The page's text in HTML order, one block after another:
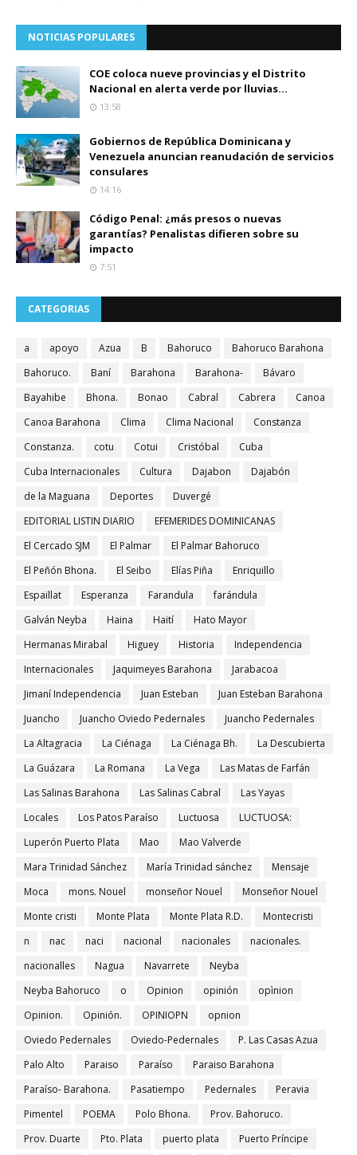
NOTICIAS POPULARES
COE coloca nueve provincias y el Distrito
Nacional en alerta verde por lluvias...
13:58
Gobiernos de República Dominicana y
Venezuela anuncian reanudación de servicios
consulares
14:16
Código Penal: ¿más presos o nuevas
garantías? Penalistas difieren sobre su
impacto
7:51
CATEGORIAS
a apoyo Azua B Bahoruco
Bahoruco Barahona
Bahoruco.
Baní Barahona Barahona-
Bávaro
Bayahibe
Bhona. Bonao Cabral Cabrera
Canoa
Canoa Barahona
Clima Clima Nacional
Constanza
Constanza.
cotu Cotui Cristóbal
Cuba
Cuba Internacionales
Cultura Dajabon
Dajabón
de la Maguana
Deportes
Duvergé
EDITORIAL LISTIN DIARIO
EFEMERIDES DOMINICANAS
El Cercado SJM
El Palmar
El Palmar Bahoruco
El Peñón Bhona.
El Seibo Elías Piña
Enriquillo
Espaillat
Esperanza Farandula
farándula
Galván Neyba
Haina Haití
Hato Mayor
Hermanas Mirabal
Higuey Historia
Independencia
Internacionales
Jaquimeyes Barahona
Jarabacoa
Jimaní Independencia
Juan Esteban
Juan Esteban Barahona
Juancho
Juancho Oviedo Pedernales
Juancho Pedernales
La Altagracia
La Ciénaga La Ciénaga Bh.
La Descubierta
La Guázara
La Romana La Vega
Las Matas de Farfán
Las Salinas Barahona
Las Salinas Cabral
Las Yayas
Locales
Los Patos Paraíso Luctuosa
LUCTUOSA:
Luperón Puerto Plata
Mao
Mao Valverde
Mara Trinidad Sánchez
María Trinidad sánchez
Mensaje
Moca
mons. Nouel monseñor Nouel
Monseñor Nouel
Monte cristi
Monte Plata Monte Plata R.D.
Montecristi
n
nac naci nacional nacionales
nacionales.
nacionalles
Nagua Navarrete
Neyba
Neyba Bahoruco
o Opinion opinión
opìnion
Opinion.
Opinión. OPINIOPN
opnion
Oviedo Pedernales
Oviedo-Pedernales
P. Las Casas Azua
Palo Alto
Paraiso Paraíso
Paraiso Barahona
Paraíso- Barahona.
Pasatiempo Pedernales
Peravia
Pimentel
POEMA Polo Bhona.
Prov. Bahoruco.
Prov. Duarte
Pto. Plata puerto plata
Puerto Príncipe